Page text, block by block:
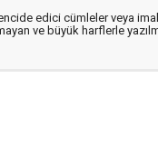
edici cümleler veya
ve büyük harflerle